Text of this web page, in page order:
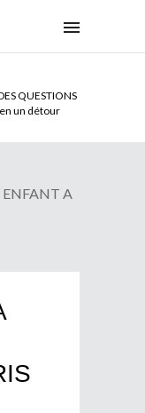
DES QUESTIONS
bien un détour
BENINOIS :
!
ENFANT A